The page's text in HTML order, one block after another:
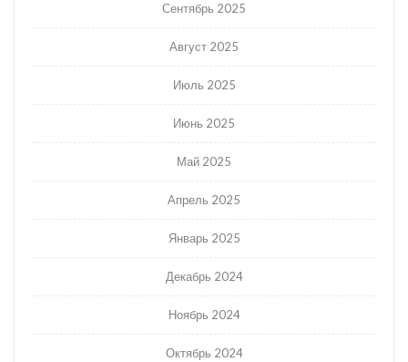
Сентябрь 2025
Август 2025
Июль 2025
Июнь 2025
Май 2025
Апрель 2025
Январь 2025
Декабрь 2024
Ноябрь 2024
Октябрь 2024